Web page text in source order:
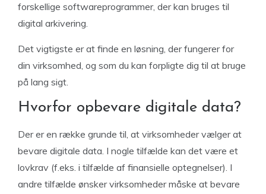
forskellige softwareprogrammer, der kan bruges til
digital arkivering.
Det vigtigste er at finde en løsning, der fungerer for
din virksomhed, og som du kan forpligte dig til at bruge
på lang sigt.
Hvorfor opbevare digitale data?
Der er en række grunde til, at virksomheder vælger at
bevare digitale data. I nogle tilfælde kan det være et
lovkrav (f.eks. i tilfælde af finansielle optegnelser). I
andre tilfælde ønsker virksomheder måske at bevare